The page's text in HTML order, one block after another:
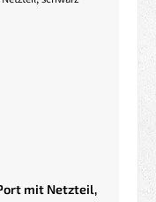
mit Netzteil,